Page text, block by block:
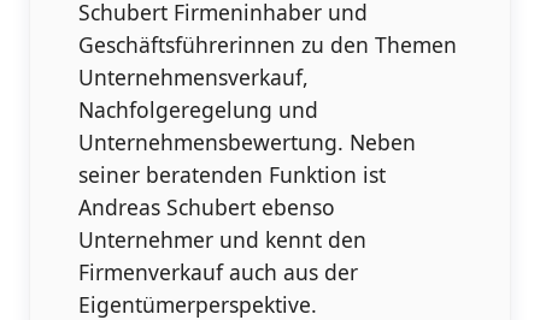
Schubert Firmeninhaber und
Geschäftsführerinnen zu den Themen
Unternehmensverkauf,
Nachfolgeregelung und
Unternehmensbewertung. Neben
seiner beratenden Funktion ist
Andreas Schubert ebenso
Unternehmer und kennt den
Firmenverkauf auch aus der
Eigentümerperspektive.